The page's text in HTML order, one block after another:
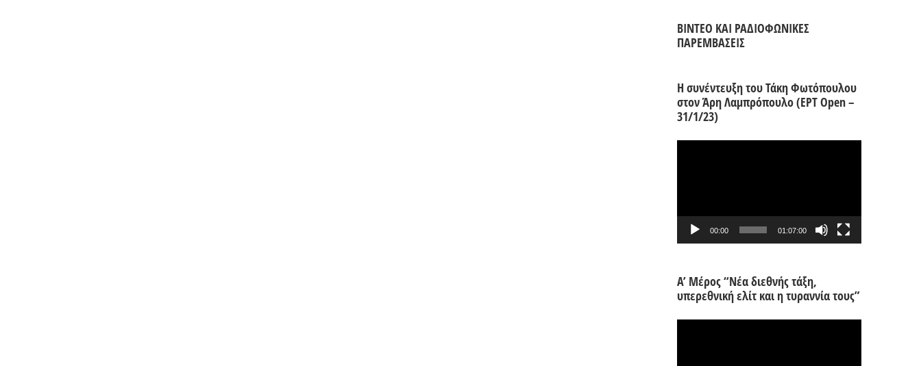
ΒΙΝΤΕΟ ΚΑΙ ΡΑΔΙΟΦΩΝΙΚΕΣ
ΠΑΡΕΜΒΑΣΕΙΣ
Η συνέντευξη του Τάκη Φωτόπουλου
στον Άρη Λαμπρόπουλο (ΕΡΤ Open –
31/1/23)
00:00 01:07:00
Α’ Μέρος “Νέα διεθνής τάξη,
υπερεθνική ελίτ και η τυραννία τους”